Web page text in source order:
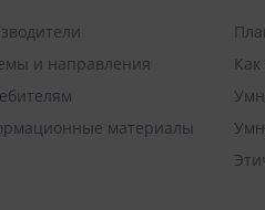
и направления
материалы